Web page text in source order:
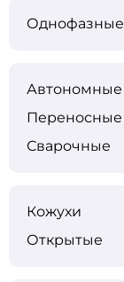
Однофазные
Автономные
Переносные
Сварочные
Кожухи
Открытые